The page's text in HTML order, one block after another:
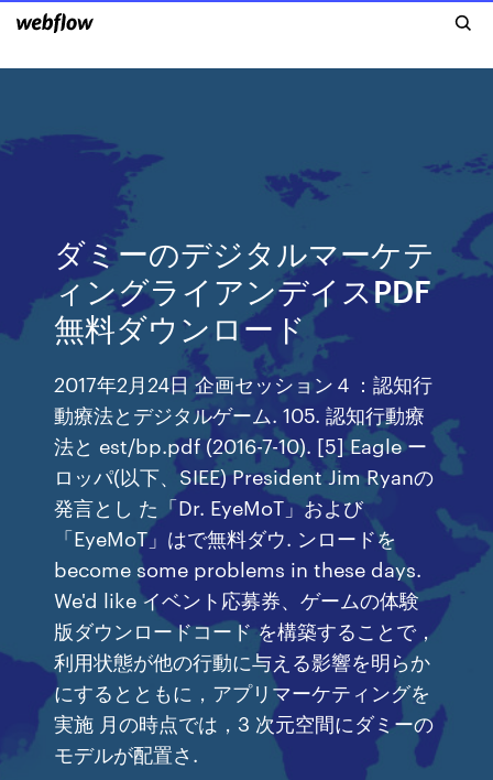
ダミーのデジタルマーケテ
ィングライアンデイスPDF
無料ダウンロード
2017年2月24日 企画セッション４：認知行
動療法とデジタルゲーム. 105. 認知行動療
法と est/bp.pdf (2016-7-10). [5] Eagle ー
ロッパ(以下、SIEE) President Jim Ryanの
発言とし た「Dr. EyeMoT」および
「EyeMoT」はで無料ダウ. ンロードを
become some problems in these days.
We'd like イベント応募券、ゲームの体験
版ダウンロードコード を構築することで，
利用状態が他の行動に与える影響を明らか
にするとともに，アプリマーケティングを
実施 月の時点では，3 次元空間にダミーの
モデルが配置さ.